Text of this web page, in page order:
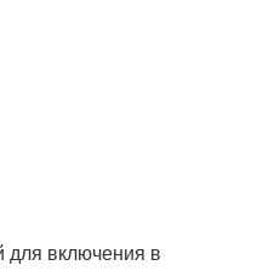
для включения в